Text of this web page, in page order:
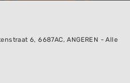
6, 6687AC, ANGEREN - Alle